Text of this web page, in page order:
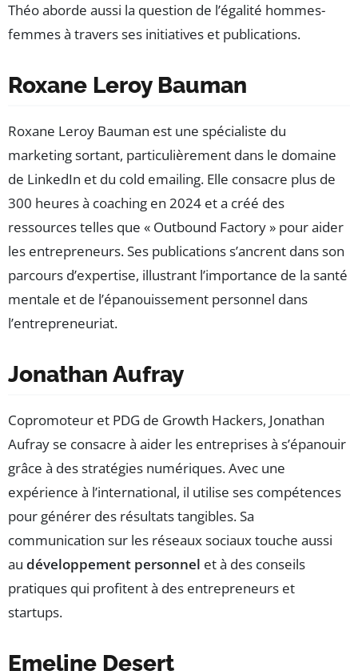
Théo aborde aussi la question de l’égalité hommes-
femmes à travers ses initiatives et publications.
Roxane Leroy Bauman
Roxane Leroy Bauman est une spécialiste du
marketing sortant, particulièrement dans le domaine
de LinkedIn et du cold emailing. Elle consacre plus de
300 heures à coaching en 2024 et a créé des
ressources telles que « Outbound Factory » pour aider
les entrepreneurs. Ses publications s’ancrent dans son
parcours d’expertise, illustrant l’importance de la santé
mentale et de l’épanouissement personnel dans
l’entrepreneuriat.
Jonathan Aufray
Copromoteur et PDG de Growth Hackers, Jonathan
Aufray se consacre à aider les entreprises à s’épanouir
grâce à des stratégies numériques. Avec une
expérience à l’international, il utilise ses compétences
pour générer des résultats tangibles. Sa
communication sur les réseaux sociaux touche aussi
au développement personnel et à des conseils
pratiques qui profitent à des entrepreneurs et
startups.
Emeline Desert